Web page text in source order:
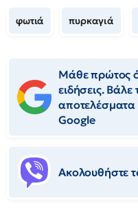
φωτιά πυρκαγιά
Μάθε πρώτος
ειδήσεις.
αποτελέσματα
Google
Ακολουθήστε